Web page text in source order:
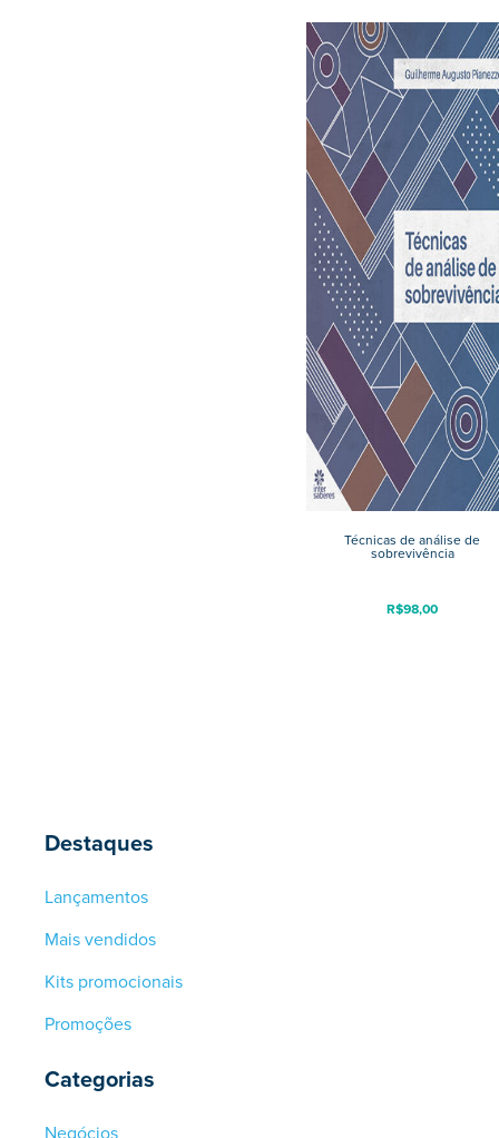
Destaques
Lançamentos
Mais vendidos
Kits promocionais
Promoções
Categorias
Técnicas de análise de
sobrevivência
R$98,00